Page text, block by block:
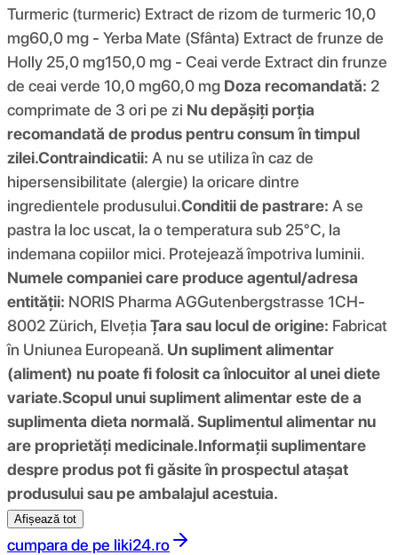
Turmeric (turmeric) Extract de rizom de turmeric 10,0
mg60,0 mg - Yerba Mate (Sfânta) Extract de frunze de
Holly 25,0 mg150,0 mg - Ceai verde Extract din frunze
de ceai verde 10,0 mg60,0 mg Doza recomandată: 2
comprimate de 3 ori pe zi Nu depășiți porția
recomandată de produs pentru consum în timpul
zilei.Contraindicatii: A nu se utiliza în caz de
hipersensibilitate (alergie) la oricare dintre
ingredientele produsului.Conditii de pastrare: A se
pastra la loc uscat, la o temperatura sub 25°C, la
indemana copiilor mici. Protejează împotriva luminii.
Numele companiei care produce agentul/adresa
entității: NORIS Pharma AGGutenbergstrasse 1CH-
8002 Zürich, ElvețiaȚara sau locul de origine: Fabricat
în Uniunea Europeană. Un supliment alimentar
(aliment) nu poate fi folosit ca înlocuitor al unei diete
variate.Scopul unui supliment alimentar este de a
suplimenta dieta normală. Suplimentul alimentar nu
are proprietăți medicinale.Informații suplimentare
despre produs pot fi găsite în prospectul atașat
produsului sau pe ambalajul acestuia.
Afișează tot
cumpara de pe liki24.ro